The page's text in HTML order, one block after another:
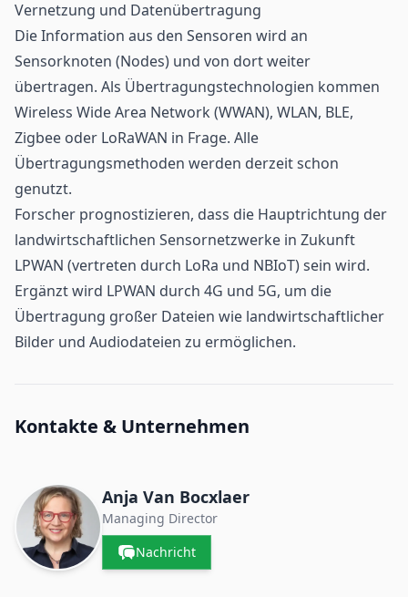
Vernetzung und Datenübertragung
Die Information aus den Sensoren wird an
Sensorknoten (Nodes) und von dort weiter
übertragen. Als Übertragungstechnologien kommen
Wireless Wide Area Network (WWAN), WLAN, BLE,
Zigbee oder LoRaWAN in Frage. Alle
Übertragungsmethoden werden derzeit schon
genutzt.
Forscher prognostizieren, dass die Hauptrichtung der
landwirtschaftlichen Sensornetzwerke in Zukunft
LPWAN (vertreten durch LoRa und NBIoT) sein wird.
Ergänzt wird LPWAN durch 4G und 5G, um die
Übertragung großer Dateien wie landwirtschaftlicher
Bilder und Audiodateien zu ermöglichen.
Kontakte & Unternehmen
Anja Van Bocxlaer
Managing Director
Nachricht